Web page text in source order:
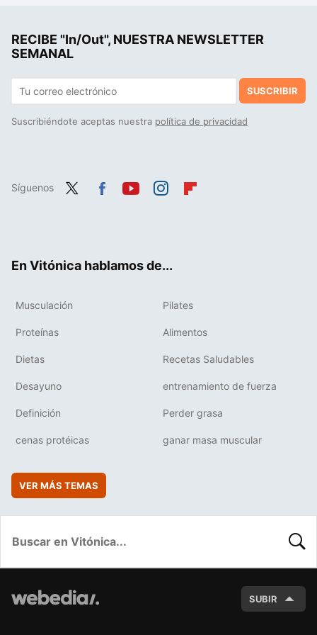
RECIBE "In/Out", NUESTRA NEWSLETTER
SEMANAL
SUSCRIBIR
Suscribiéndote aceptas nuestra política de privacidad
Síguenos
En Vitónica hablamos de...
Musculación Pilates
Proteínas Alimentos
Dietas Recetas Saludables
Desayuno entrenamiento de fuerza
Definición Perder grasa
cenas protéicas ganar masa muscular
VER MÁS TEMAS
SUBIR